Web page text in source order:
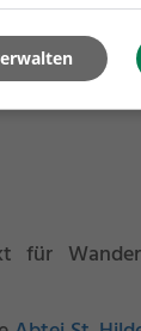
für